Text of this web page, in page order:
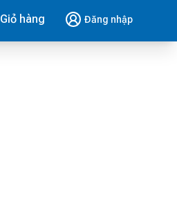
Giỏ hàng Đăng nhập